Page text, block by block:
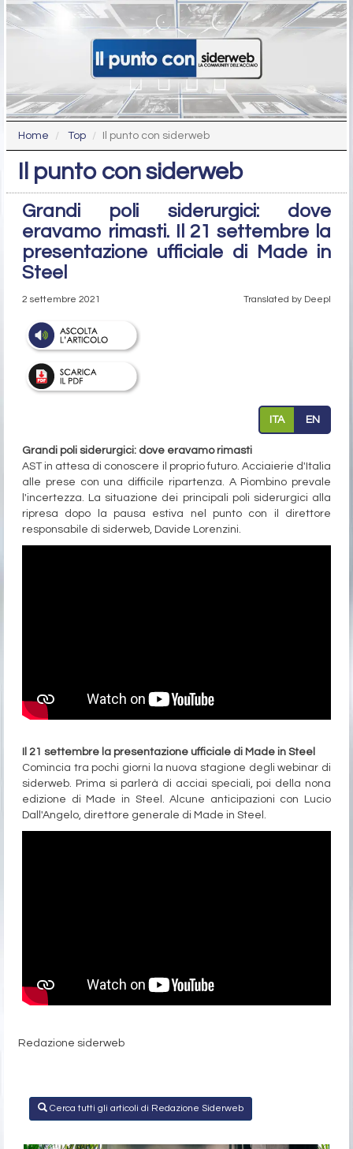
Home Top Il punto con siderweb
Il punto con siderweb
Grandi poli siderurgici: dove
eravamo rimasti. Il 21 settembre la
presentazione ufficiale di Made in
Steel
2 settembre 2021 Translated by Deepl
ITA EN
Grandi poli siderurgici: dove eravamo rimasti
AST in attesa di conoscere il proprio futuro. Acciaierie d'Italia
alle prese con una difficile ripartenza. A Piombino prevale
l'incertezza. La situazione dei principali poli siderurgici alla
ripresa dopo la pausa estiva nel punto con il direttore
responsabile di siderweb, Davide Lorenzini.
Il 21 settembre la presentazione ufficiale di Made in Steel
Comincia tra pochi giorni la nuova stagione degli webinar di
siderweb. Prima si parlerà di acciai speciali, poi della nona
edizione di Made in Steel. Alcune anticipazioni con Lucio
Dall'Angelo, direttore generale di Made in Steel.
Redazione siderweb
Cerca tutti gli articoli di Redazione Siderweb